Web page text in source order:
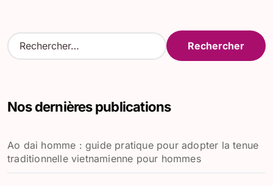
R
e
r
e
r
Nos dernières publications
Ao dai homme : guide pratique pour adopter la tenue
traditionnelle vietnamienne pour hommes